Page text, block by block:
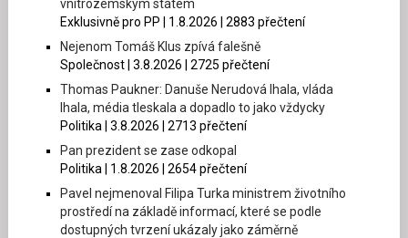
vnitrozemským státem
Exklusivně pro PP | 1.8.2026 | 2883 přečtení
Nejenom Tomáš Klus zpívá falešně
Společnost | 3.8.2026 | 2725 přečtení
Thomas Paukner: Danuše Nerudová lhala, vláda
lhala, média tleskala a dopadlo to jako vždycky
Politika | 3.8.2026 | 2713 přečtení
Pan prezident se zase odkopal
Politika | 1.8.2026 | 2654 přečtení
Pavel nejmenoval Filipa Turka ministrem životního
prostředí na základě informací, které se podle
dostupných tvrzení ukázaly jako záměrně